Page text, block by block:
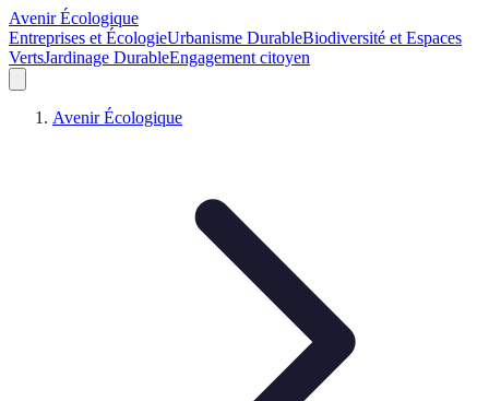
Avenir Écologique
Entreprises et ÉcologieUrbanisme DurableBiodiversité et Espaces
VertsJardinage DurableEngagement citoyen
Avenir Écologique